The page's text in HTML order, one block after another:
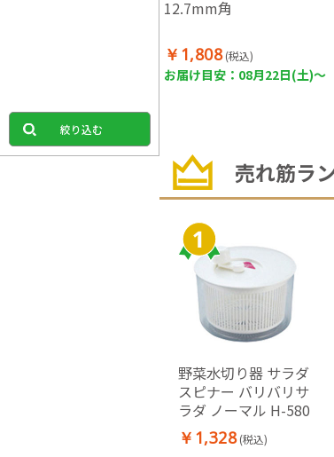
絞り込む
12.7mm角
￥1,808 (税込)
お届け目安：08月22日(土)～
売れ筋ラ
野菜水切り器 サラダ
スピナー バリバリサ
ラダ ノーマル H-580
￥1,328 (税込)